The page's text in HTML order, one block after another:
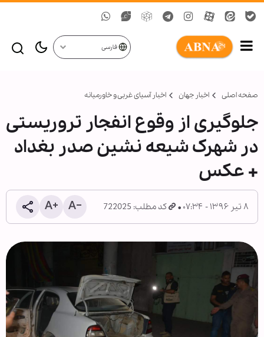
فارسی
صفحه اصلی اخبار جهان اخبار آسیای غربی و خاورمیانه
جلوگیری از وقوع انفجار تروریستی
در شهرک شیعه نشین صدر بغداد
+ عکس
۸ تیر ۱۳۹۶ - ۰۷:۳۴ کد مطلب: 722025